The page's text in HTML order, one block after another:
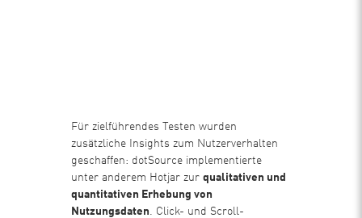
Für zielführendes Testen wurden
zusätzliche Insights zum Nutzerverhalten
geschaffen: dotSource implementierte
unter anderem Hotjar zur qualitativen und
quantitativen Erhebung von
Nutzungsdaten. Click- und Scroll-